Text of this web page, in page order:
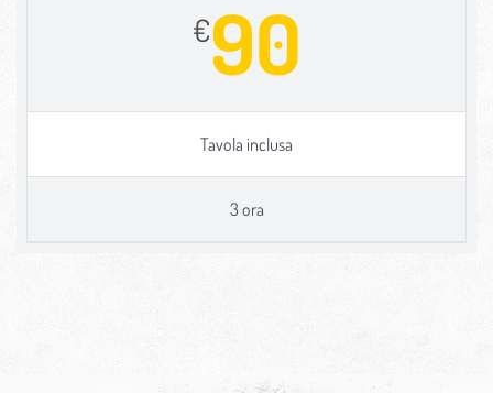
€90
Tavola inclusa
3 ora